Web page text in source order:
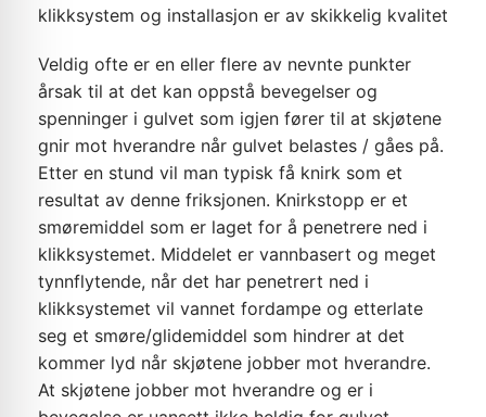
klikksystem og installasjon er av skikkelig kvalitet
Veldig ofte er en eller flere av nevnte punkter
årsak til at det kan oppstå bevegelser og
spenninger i gulvet som igjen fører til at skjøtene
gnir mot hverandre når gulvet belastes / gåes på.
Etter en stund vil man typisk få knirk som et
resultat av denne friksjonen. Knirkstopp er et
smøremiddel som er laget for å penetrere ned i
klikksystemet. Middelet er vannbasert og meget
tynnflytende, når det har penetrert ned i
klikksystemet vil vannet fordampe og etterlate
seg et smøre/glidemiddel som hindrer at det
kommer lyd når skjøtene jobber mot hverandre.
At skjøtene jobber mot hverandre og er i